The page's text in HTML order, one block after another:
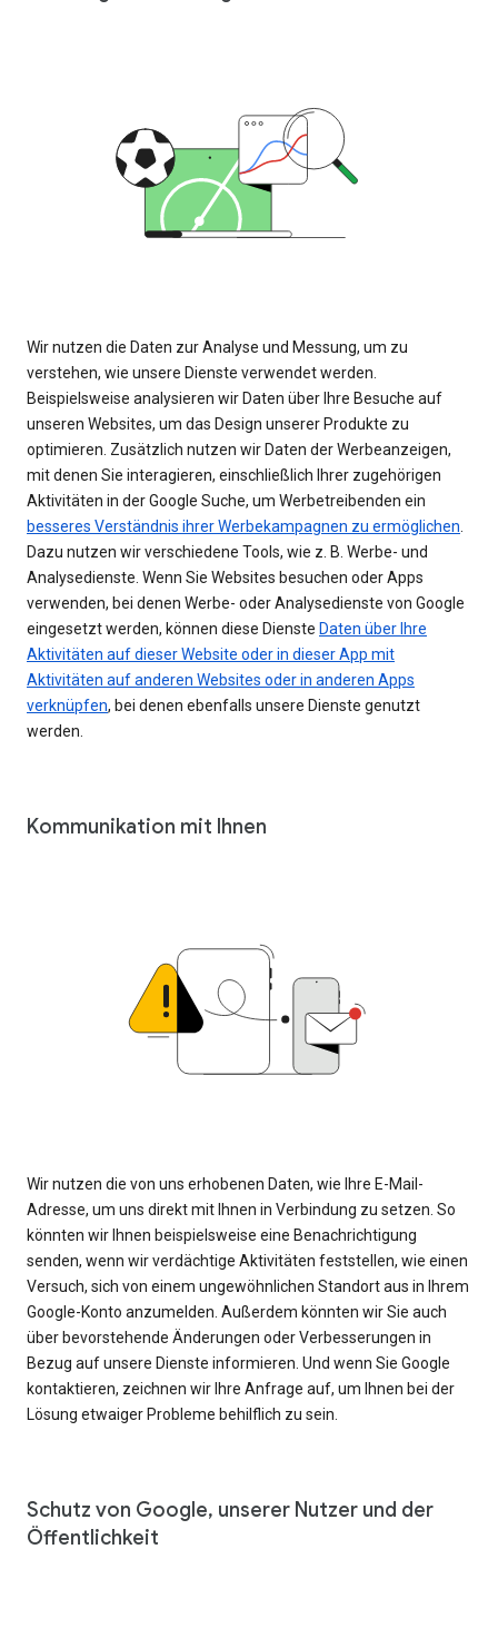
Wir nutzen die Daten zur Analyse und Messung, um zu
verstehen, wie unsere Dienste verwendet werden.
Beispielsweise analysieren wir Daten über Ihre Besuche auf
unseren Websites, um das Design unserer Produkte zu
optimieren. Zusätzlich nutzen wir Daten der Werbeanzeigen,
mit denen Sie interagieren, einschließlich Ihrer zugehörigen
Aktivitäten in der Google Suche, um Werbetreibenden ein
besseres Verständnis ihrer Werbekampagnen zu ermöglichen.
Dazu nutzen wir verschiedene Tools, wie z. B. Werbe- und
Analysedienste. Wenn Sie Websites besuchen oder Apps
verwenden, bei denen Werbe- oder Analysedienste von Google
eingesetzt werden, können diese Dienste Daten über Ihre
Aktivitäten auf dieser Website oder in dieser App mit
Aktivitäten auf anderen Websites oder in anderen Apps
verknüpfen, bei denen ebenfalls unsere Dienste genutzt
werden.
Kommunikation mit Ihnen
Wir nutzen die von uns erhobenen Daten, wie Ihre E-Mail-
Adresse, um uns direkt mit Ihnen in Verbindung zu setzen. So
könnten wir Ihnen beispielsweise eine Benachrichtigung
senden, wenn wir verdächtige Aktivitäten feststellen, wie einen
Versuch, sich von einem ungewöhnlichen Standort aus in Ihrem
Google-Konto anzumelden. Außerdem könnten wir Sie auch
über bevorstehende Änderungen oder Verbesserungen in
Bezug auf unsere Dienste informieren. Und wenn Sie Google
kontaktieren, zeichnen wir Ihre Anfrage auf, um Ihnen bei der
Lösung etwaiger Probleme behilflich zu sein.
Schutz von Google, unserer Nutzer und der
Öffentlichkeit